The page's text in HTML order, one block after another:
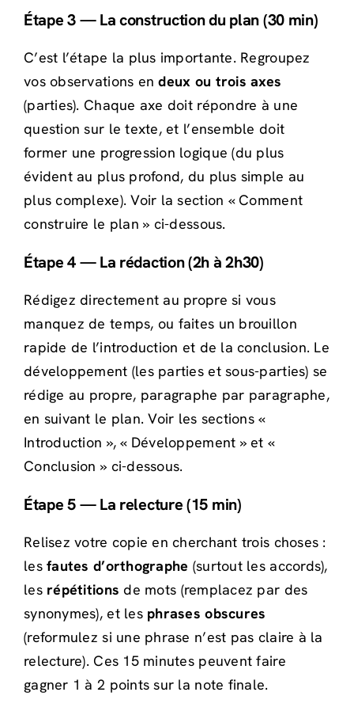
Étape 3 — La construction du plan (30 min)
C’est l’étape la plus importante. Regroupez
vos observations endeux ou trois axes
(parties). Chaque axe doit répondre à une
question sur le texte, et l’ensemble doit
former une progression logique (du plus
évident au plus profond, du plus simple au
plus complexe). Voir la section « Comment
construire le plan » ci-dessous.
Étape 4 — La rédaction (2h à 2h30)
Rédigez directement au propre si vous
manquez de temps, ou faites un brouillon
rapide de l’introduction et de la conclusion. Le
développement (les parties et sous-parties) se
rédige au propre, paragraphe par paragraphe,
en suivant le plan. Voir les sections «
Introduction », « Développement » et «
Conclusion » ci-dessous.
Étape 5 — La relecture (15 min)
Relisez votre copie en cherchant trois choses :
lesfautes d’orthographe (surtout les accords),
les répétitions de mots (remplacez par des
synonymes), et les phrases obscures
(reformulez si une phrase n’est pas claire à la
relecture). Ces 15 minutes peuvent faire
gagner 1 à 2 points sur la note finale.